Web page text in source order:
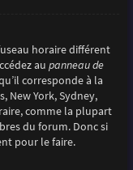
horaire différent
au panneau de
corresponde à la
New York, Sydney,
comme la plupart
du forum. Donc si
pour le faire.